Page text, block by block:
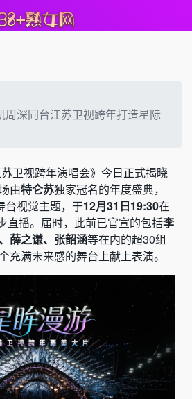
周深同台江苏卫视跨年打造星际
卫视跨年演唱会》今日正式揭晓
由特仑苏独家冠名的年度盛典，
台视觉主题，于12月31日19:30在
直播。届时，此前已官宣的包括李
薛之谦、张韶涵等在内的超30组
充满未来感的舞台上献上表演。